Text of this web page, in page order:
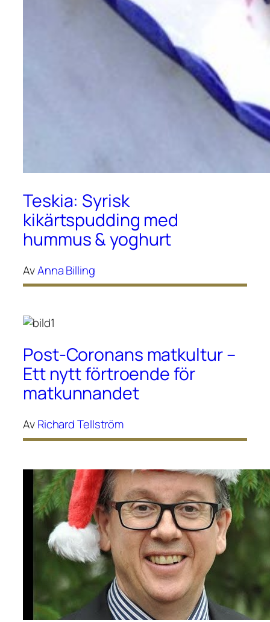
Teskia: Syrisk
kikärtspudding med
hummus & yoghurt
AvAnna Billing
Post-Coronans matkultur –
Ett nytt förtroende för
matkunnandet
AvRichard Tellström